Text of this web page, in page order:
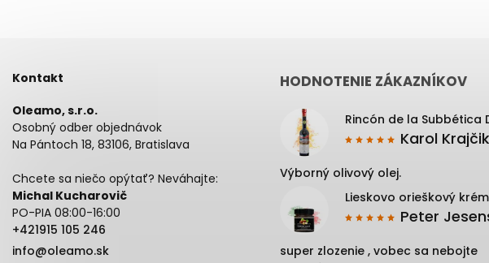
Kontakt
Oleamo, s.r.o.
Osobný odber objednávok
Na Pántoch 18, 83106, Bratislava
Chcete sa niečo opýtať? Neváhajte:
Michal Kucharovič
PO-PIA 08:00-16:00
+421915 105 246
info@oleamo.sk
HODNOTENIE ZÁKAZNÍKOV
Karol Krajčik
Výborný olivový olej.
Lieskovo orieškový
Peter
super zlozenie , vobec sa nebojte